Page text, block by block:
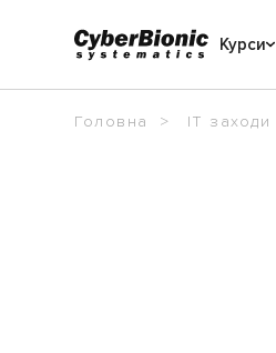
Курси
Головна IT заходи